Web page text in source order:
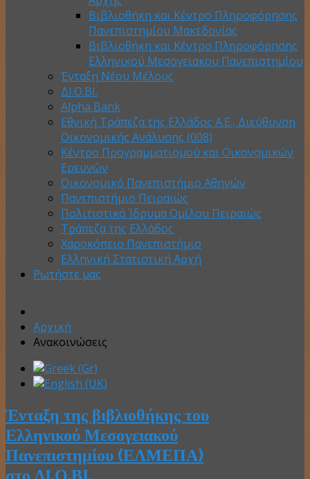
Βιβλιοθήκη και Κέντρο Πληροφόρησης
Πανεπιστημίου Μακεδονίας
Βιβλιοθήκη και Κέντρο Πληροφόρησης
Ελληνικού Μεσογειακου Πανεπιστημίου
Ένταξη Νέου Μέλους
ΔΙ.Ο.ΒΙ.
Alpha Bank
Εθνική Τράπεζα της Ελλάδος Α.Ε., Διεύθυνση
Οικονομικής Ανάλυσης (008)
Κέντρο Προγραμματισμού και Οικονομικών
Ερευνών
Οικονομικό Πανεπιστήμιο Αθηνών
Πανεπιστήμιο Πειραιώς
Πολιτιστικό Ίδρυμα Ομίλου Πειραιώς
Τράπεζα της Ελλάδος
Χαροκόπειο Πανεπιστήμιο
Ελληνική Στατιστική Αρχή
Ρωτήστε μας
Αρχική
Ανακοινώσεις
Ένταξη της βιβλιοθήκης του
Ελληνικού Μεσογειακού
Πανεπιστημίου (ΕΛΜΕΠΑ)